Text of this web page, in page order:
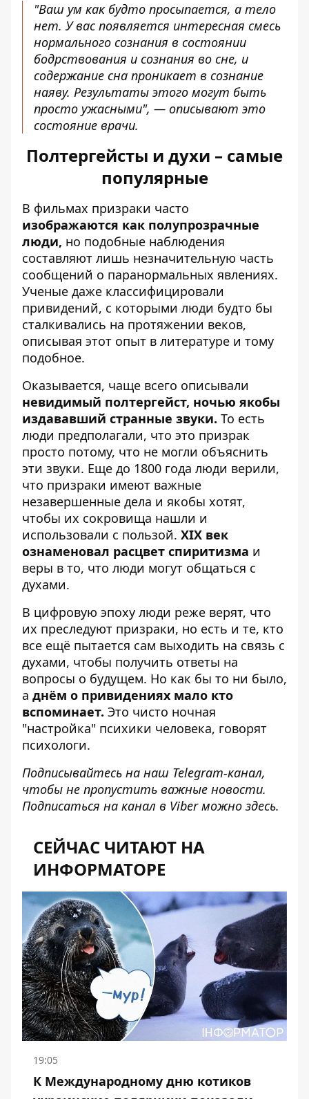
"Ваш ум как будто просыпается, а тело
нет. У вас появляется интересная смесь
нормального сознания в состоянии
бодрствования и сознания во сне, и
содержание сна проникает в сознание
наяву. Результаты этого могут быть
просто ужасными", — описывают это
состояние врачи.
Полтергейсты и духи – самые
популярные
В фильмах призраки часто
изображаются как полупрозрачные
люди, но подобные наблюдения
составляют лишь незначительную часть
сообщений о паранормальных явлениях.
Ученые даже классифицировали
привидений, с которыми люди будто бы
сталкивались на протяжении веков,
описывая этот опыт в литературе и тому
подобное.
Оказывается, чаще всего описывали
невидимый полтергейст, ночью якобы
издававший странные звуки. То есть
люди предполагали, что это призрак
просто потому, что не могли объяснить
эти звуки. Еще до 1800 года люди верили,
что призраки имеют важные
незавершенные дела и якобы хотят,
чтобы их сокровища нашли и
использовали с пользой. XIX век
ознаменовал расцвет спиритизма и
веры в то, что люди могут общаться с
духами.
В цифровую эпоху люди реже верят, что
их преследуют призраки, но есть и те, кто
все ещё пытается сам выходить на связь с
духами, чтобы получить ответы на
вопросы о будущем. Но как бы то ни было,
а днём о привидениях мало кто
вспоминает. Это чисто ночная
"настройка" психики человека, говорят
психологи.
Подписывайтесь на наш Telegram-канал,
чтобы не пропустить важные новости.
Подписаться на канал в Viber можно здесь.
СЕЙЧАС ЧИТАЮТ НА
ИНФОРМАТОРЕ
19:05
К Международному дню котиков